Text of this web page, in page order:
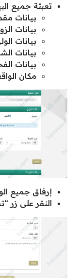
تعبئة جميع
بيانات
بيانات
بيانات
بيانات
بيانات
مكان
إرفاق جميع
النقر على زر